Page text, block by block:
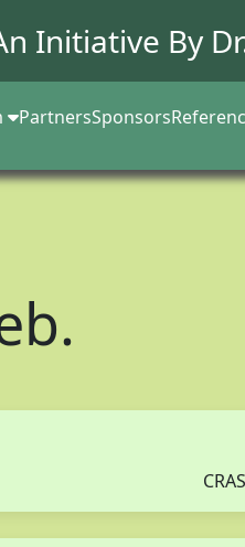
Initiative By
PartnersSponsors